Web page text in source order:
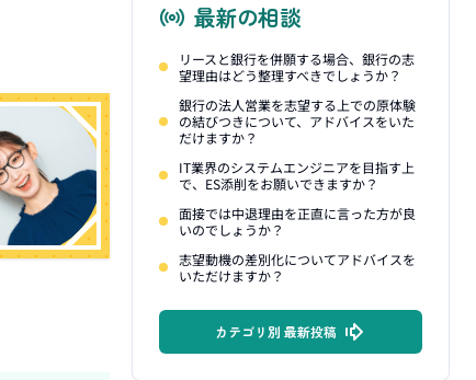
最新の相談
リースと銀行を併願する場合、銀行の志
望理由はどう整理すべきでしょうか？
銀行の法人営業を志望する上での原体験
の結びつきについて、アドバイスをいた
だけますか？
IT業界のシステムエンジニアを目指す上
で、ES添削をお願いできますか？
面接では中退理由を正直に言った方が良
いのでしょうか？
志望動機の差別化についてアドバイスを
いただけますか？
カテゴリ別 最新投稿